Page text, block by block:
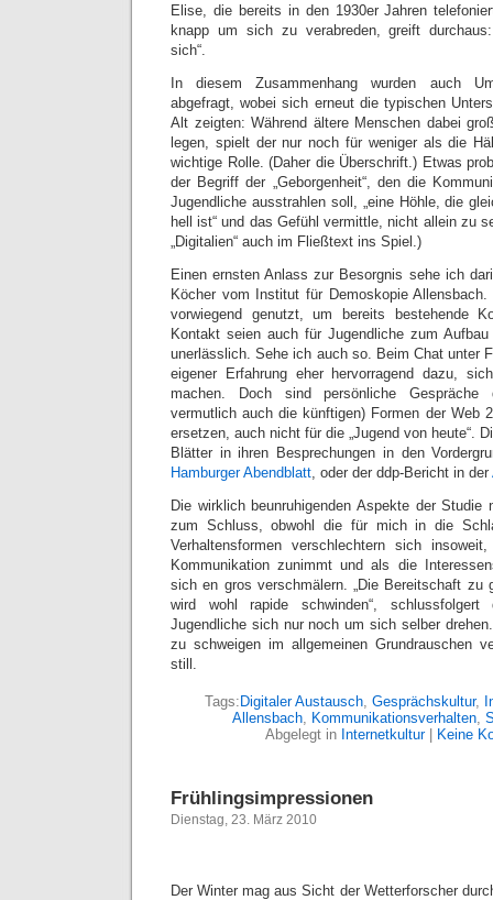
Elise, die bereits in den 1930er Jahren
knapp um sich zu verabreden, greift
sich“.
In diesem Zusammenhang wurden auch
abgefragt, wobei sich erneut die typischen
Alt zeigten: Während ältere Menschen dabei
legen, spielt der nur noch für weniger als die
wichtige Rolle. (Daher die Überschrift.) Etwas
der Begriff der „Geborgenheit“, den die
Jugendliche ausstrahlen soll, „eine Höhle, die
hell ist“ und das Gefühl vermittle, nicht allein zu
„Digitalien“ auch im Fließtext ins Spiel.)
Einen ernsten Anlass zur Besorgnis sehe ich
Köcher vom Institut für Demoskopie
vorwiegend genutzt, um bereits bestehende
Kontakt seien auch für Jugendliche zum
unerlässlich. Sehe ich auch so. Beim Chat unter
eigener Erfahrung eher hervorragend dazu,
machen. Doch sind persönliche
vermutlich auch die künftigen) Formen der Web
ersetzen, auch nicht für die „Jugend von heute“.
Blätter in ihren Besprechungen in den
Hamburger Abendblatt , oder der ddp-Bericht in der
Die wirklich beunruhigenden Aspekte der Studie
zum Schluss, obwohl die für mich in die
Verhaltensformen verschlechtern sich
Kommunikation zunimmt und als die
sich en gros verschmälern. „Die Bereitschaft zu
wird wohl rapide schwinden“,
Jugendliche sich nur noch um sich selber
zu schweigen im allgemeinen Grundrauschen
still.
Tags:Digitaler Austausch, Gesprächskultur,
Allensbach Kommunikationsverhalten
Abgelegt in Internetkultur| Keine
Frühlingsimpressionen
Dienstag, 23. März 2010
Der Winter mag aus Sicht der Wetterforscher